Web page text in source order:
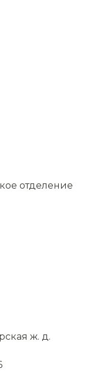
отделение
ж. д.